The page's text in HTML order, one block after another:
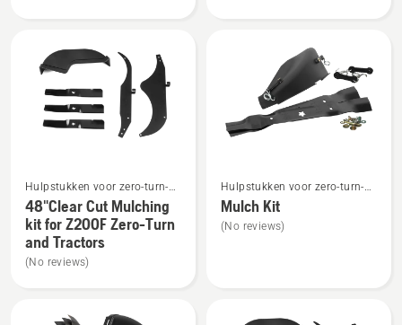
Turn
Tractors
meer
details
over
48"Clear
Hulpstukken voor zero-turn-
maaiers
48"Clear Cut Mulching
kit for Z200F Zero-Turn
and Tractors
(No reviews)
meer
details
over
Hulpstukken voor zero-turn-
maaiers
Mulch Kit
(No reviews)